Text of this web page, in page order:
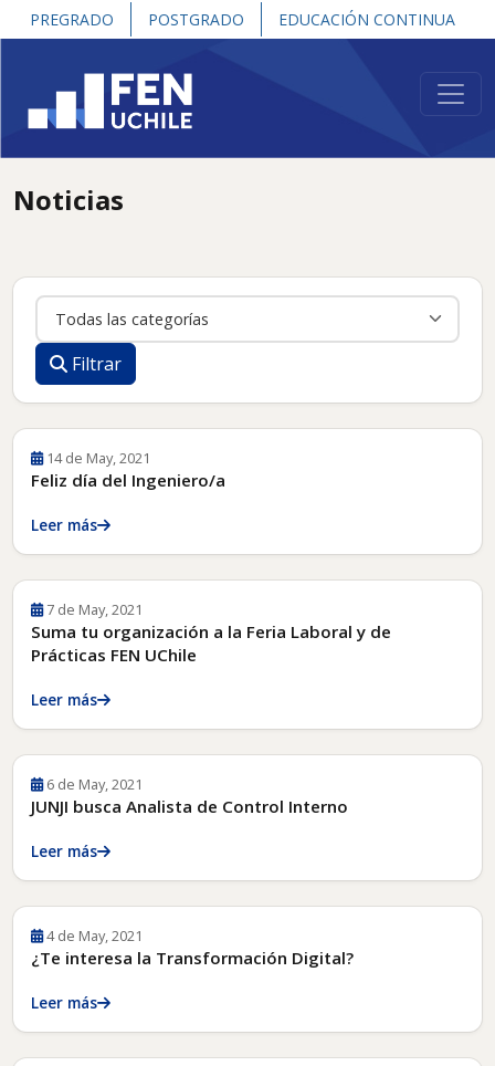
PREGRADO POSTGRADO EDUCACIÓN CONTINUA
Noticias
Categoría
Filtrar
14 de May, 2021
Feliz día del Ingeniero/a
Leer más
7 de May, 2021
Suma tu organización a la Feria Laboral y de
Prácticas FEN UChile
Leer más
6 de May, 2021
JUNJI busca Analista de Control Interno
Leer más
4 de May, 2021
¿Te interesa la Transformación Digital?
Leer más